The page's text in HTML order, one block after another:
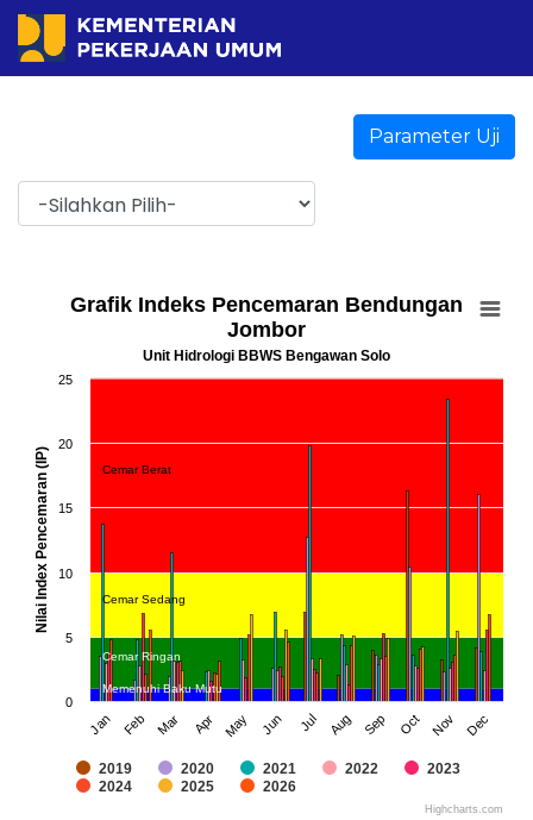
Parameter Uji
Nilai Index Pencemaran (IP)
Grafik Indeks Pencemaran Bendungan
Jombor
Unit Hidrologi BBWS Bengawan Solo
2019 2020 2021 2022
2023
2024
2025 2026
Jan Feb Mar Apr May Jun Jul Aug Sep Oct Nov Dec
0
5
10
15
20
25
Highcharts.com
Memenuhi Baku Mutu
Cemar Ringan
Cemar Sedang
Cemar Berat